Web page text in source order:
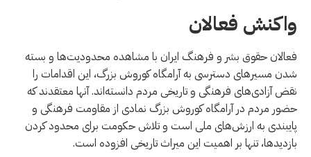
واکنش فعالان
فعالان حقوق بشر و فرهنگ ایران با مشاهده محدودیت‌ها و بسته
شدن مسیرهای دسترسی به آرامگاه کوروش بزرگ، این اقدامات را
نقض آزادی‌های فرهنگی و تاریخی مردم دانسته‌اند. آنها معتقدند که
حضور مردم در آرامگاه کوروش بزرگ نمادی از مقاومت فرهنگی و
پایبندی به ارزش‌های ملی است و تلاش حکومت برای محدود کردن
بازدیدها، تنها بر اهمیت این میراث تاریخی افزوده است.